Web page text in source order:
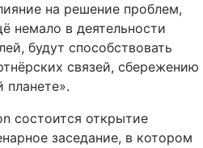
на решение проблем,
немало в деятельности
будут способствовать
связей, сбережению
состоится открытие
заседание, в котором